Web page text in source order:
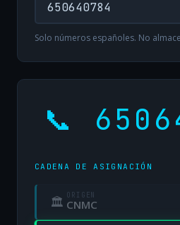
Solo números españoles. No
📞
CADENA DE ASIGNACIÓN
🏛 ORIGEN
CNMC